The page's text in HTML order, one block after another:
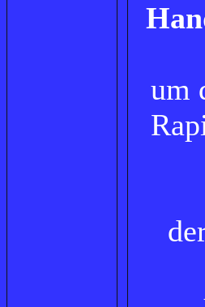
um